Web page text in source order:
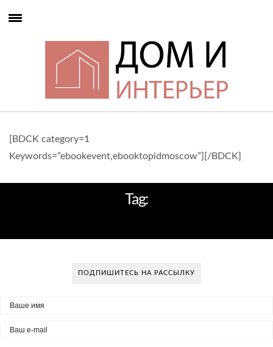
[BDCK category=1
Keywords=”ebookevent,ebooktopidmoscow”][/BDCK]
Tag:
ПОДПИШИТЕСЬ НА РАССЫЛКУ